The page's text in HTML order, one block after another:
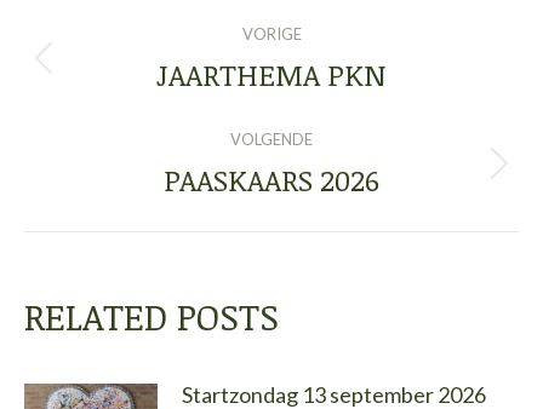
NAVIGATIE
VORIGE
Vorig
JAARTHEMA PKN
VOLGENDE
Volgend
PAASKAARS 2026
RELATED POSTS
Startzondag 13 september 2026